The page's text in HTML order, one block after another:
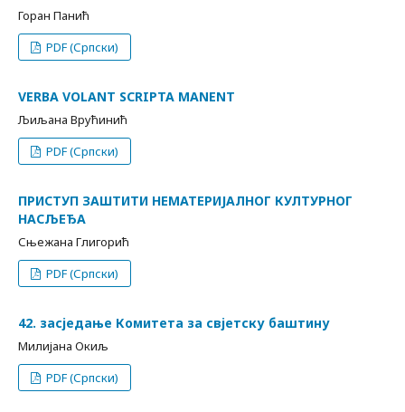
Горан Панић
PDF (Српски)
VERBA VOLANT SCRIPTA MANENT
Љиљана Врућинић
PDF (Српски)
ПРИСТУП ЗАШТИТИ НЕМАТЕРИЈАЛНОГ КУЛТУРНОГ
НАСЉЕЂА
Сњежана Глигорић
PDF (Српски)
42. засједање Комитета за свјетску баштину
Милијана Окиљ
PDF (Српски)